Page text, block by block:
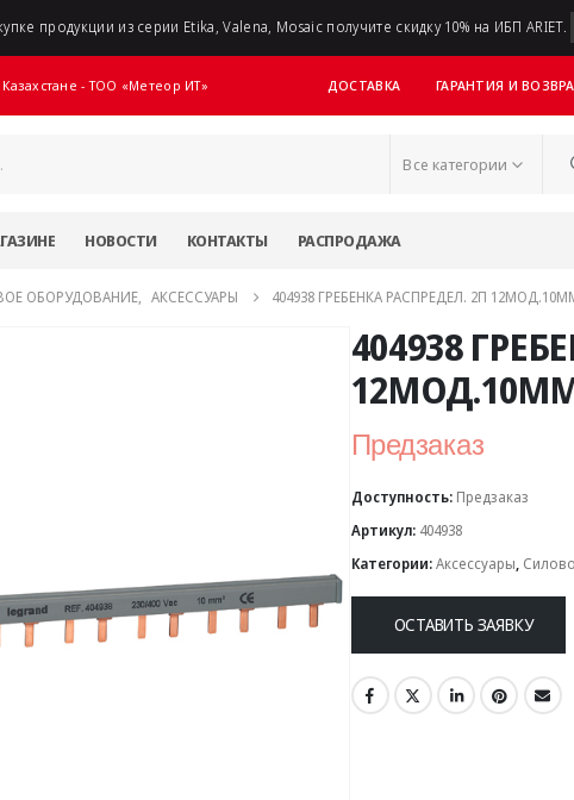
продукции из серии Etika, Valena, Mosaic получите скидку 10% на ИБП ARIET.
- ТОО «Метеор ИТ» ДОСТАВКА ГАРАНТИЯ И
Все категории
НОВОСТИ КОНТАКТЫ РАСПРОДАЖА
ОБОРУДОВАНИЕ, АКСЕССУАРЫ 404938 ГРЕБЕНКА РАСПРЕДЕЛ. 2П
404938
Предзаказ
Доступность: Предзаказ
Артикул: 404938
Категории:Аксессуары,
ОСТАВИТЬ ЗАЯВКУ